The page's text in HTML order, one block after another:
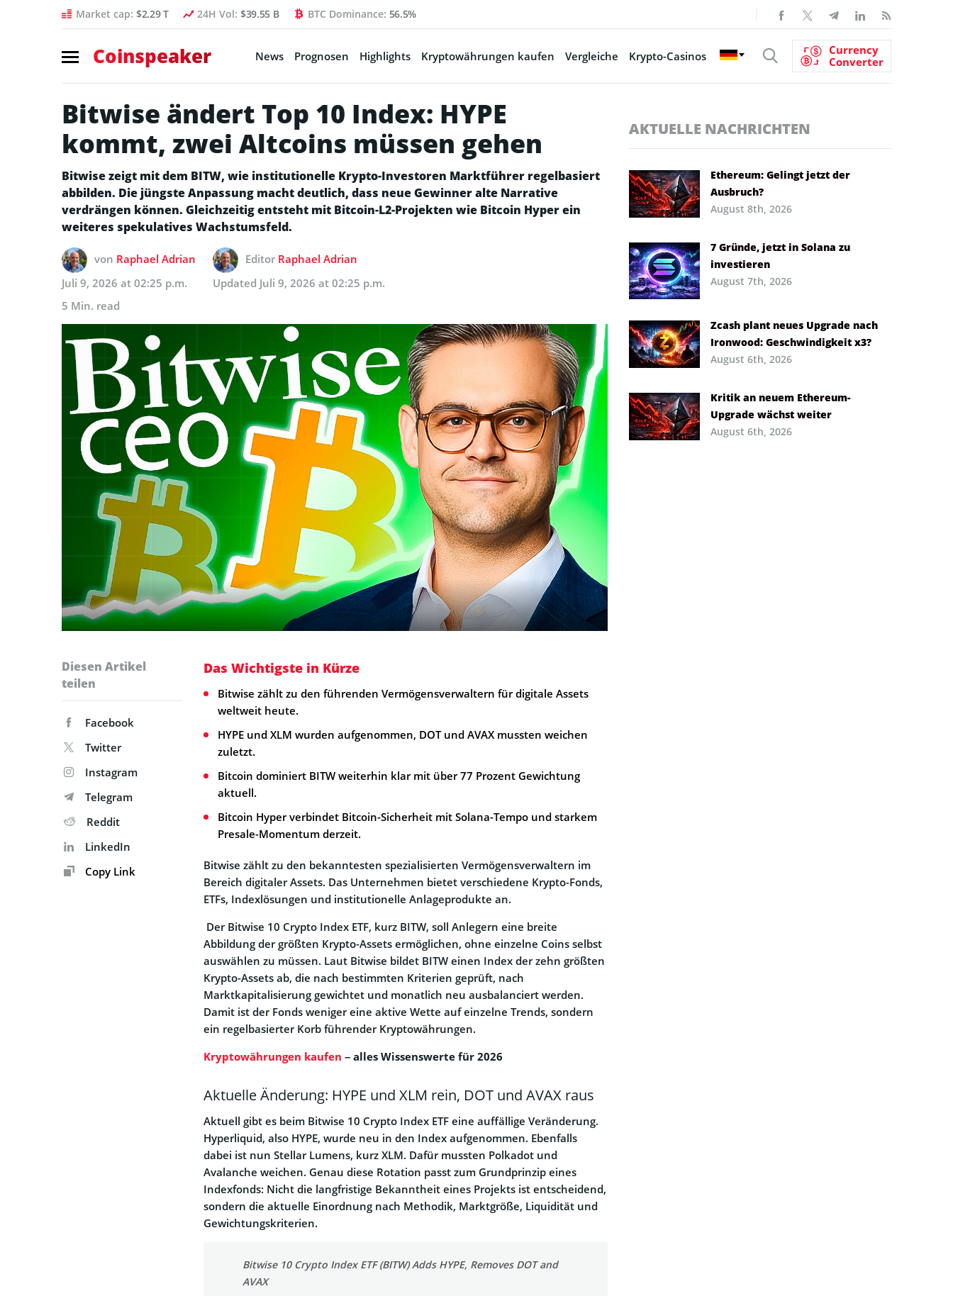
Market cap: $2.29 T 24H Vol: $39.55 B BTC Dominance: 56.5%
Coinspeaker News Prognosen Highlights Kryptowährungen kaufen Vergleiche Krypto-Casinos
Currency
Converter
Bitwise ändert Top 10 Index: HYPE
kommt, zwei Altcoins müssen gehen
Bitwise zeigt mit dem BITW, wie institutionelle Krypto-Investoren Marktführer regelbasiert
abbilden. Die jüngste Anpassung macht deutlich, dass neue Gewinner alte Narrative
verdrängen können. Gleichzeitig entsteht mit Bitcoin-L2-Projekten wie Bitcoin Hyper ein
weiteres spekulatives Wachstumsfeld.
von Raphael Adrian Editor Raphael Adrian
Juli 9, 2026 at 02:25 p.m.
Updated Juli 9, 2026 at 02:25 p.m.
5 Min. read
Diesen Artikel
teilen
Facebook
Twitter
Instagram
Telegram
Reddit
LinkedIn
Copy Link
Das Wichtigste in Kürze
Bitwise zählt zu den führenden Vermögensverwaltern für digitale Assets
weltweit heute.
HYPE und XLM wurden aufgenommen, DOT und AVAX mussten weichen
zuletzt.
Bitcoin dominiert BITW weiterhin klar mit über 77 Prozent Gewichtung
aktuell.
Bitcoin Hyper verbindet Bitcoin-Sicherheit mit Solana-Tempo und starkem
Presale-Momentum derzeit.
Bitwise zählt zu den bekanntesten spezialisierten Vermögensverwaltern im
Bereich digitaler Assets. Das Unternehmen bietet verschiedene Krypto-Fonds,
ETFs, Indexlösungen und institutionelle Anlageprodukte an.
Der Bitwise 10 Crypto Index ETF, kurz BITW, soll Anlegern eine breite
Abbildung der größten Krypto-Assets ermöglichen, ohne einzelne Coins selbst
auswählen zu müssen. Laut Bitwise bildet BITW einen Index der zehn größten
Krypto-Assets ab, die nach bestimmten Kriterien geprüft, nach
Marktkapitalisierung gewichtet und monatlich neu ausbalanciert werden.
Damit ist der Fonds weniger eine aktive Wette auf einzelne Trends, sondern
ein regelbasierter Korb führender Kryptowährungen.
Kryptowährungen kaufen – alles Wissenswerte für 2026
Aktuelle Änderung: HYPE und XLM rein, DOT und AVAX raus
Aktuell gibt es beim Bitwise 10 Crypto Index ETF eine auffällige Veränderung.
Hyperliquid, also HYPE, wurde neu in den Index aufgenommen. Ebenfalls
dabei ist nun Stellar Lumens, kurz XLM. Dafür mussten Polkadot und
Avalanche weichen. Genau diese Rotation passt zum Grundprinzip eines
Indexfonds: Nicht die langfristige Bekanntheit eines Projekts ist entscheidend,
sondern die aktuelle Einordnung nach Methodik, Marktgröße, Liquidität und
Gewichtungskriterien.
Bitwise 10 Crypto Index ETF (BITW) Adds HYPE, Removes DOT and
AVAX
AKTUELLE NACHRICHTEN
Ethereum: Gelingt jetzt der
Ausbruch?
August 8th, 2026
7 Gründe, jetzt in Solana zu
investieren
August 7th, 2026
Zcash plant neues Upgrade nach
Ironwood: Geschwindigkeit x3?
August 6th, 2026
Kritik an neuem Ethereum-
Upgrade wächst weiter
August 6th, 2026